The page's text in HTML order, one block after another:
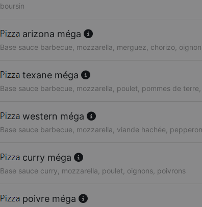
boursin
arizona méga
Base sauce barbecue, mozzarella, merguez, chorizo,
texane méga
Base sauce barbecue, mozzarella, poulet, pommes de
western méga
Base sauce barbecue, mozzarella, viande hachée,
curry méga
Base sauce curry, mozzarella, poulet, oignons, poivrons
poivre méga